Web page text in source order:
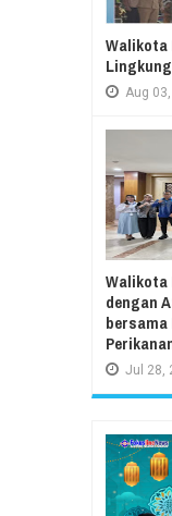
Walikota
Aug 03,
dengan
bersama
Jul 28,